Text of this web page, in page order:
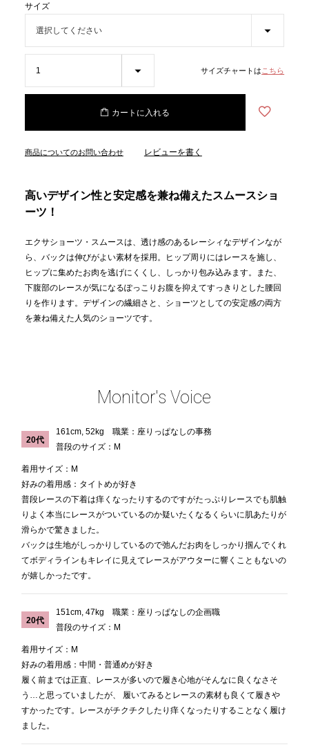
サイズ
サイズチャートは こちら
カートに入れる
商品についてのお問い合わせ レビューを書く
高いデザイン性と安定感を兼ね備えたスムースショ
ーツ！
エクサショーツ・スムースは、透け感のあるレーシィなデザインなが
ら、バックは伸びがよい素材を採用。ヒップ周りにはレースを施し、
ヒップに集めたお肉を逃げにくくし、しっかり包み込みます。また、
下腹部のレースが気になるぽっこりお腹を抑えてすっきりとした腰回
りを作ります。デザインの繊細さと、ショーツとしての安定感の両方
を兼ね備えた人気のショーツです。
Monitor's Voice
20代
161cm, 52kg 職業：座りっぱなしの事務
普段のサイズ：M
着用サイズ：M
好みの着用感：タイトめが好き
普段レースの下着は痒くなったりするのですがたっぷりレースでも肌触
りよく本当にレースがついているのか疑いたくなるくらいに肌あたりが
滑らかで驚きました。
バックは生地がしっかりしているので弛んだお肉をしっかり掴んでくれ
てボディラインもキレイに見えてレースがアウターに響くこともないの
が嬉しかったです。
20代
151cm, 47kg 職業：座りっぱなしの企画職
普段のサイズ：M
着用サイズ：M
好みの着用感：中間・普通めが好き
履く前までは正直、レースが多いので履き心地がそんなに良くなさそ
う…と思っていましたが、 履いてみるとレースの素材も良くて履きや
すかったです。レースがチクチクしたり痒くなったりすることなく履け
ました。